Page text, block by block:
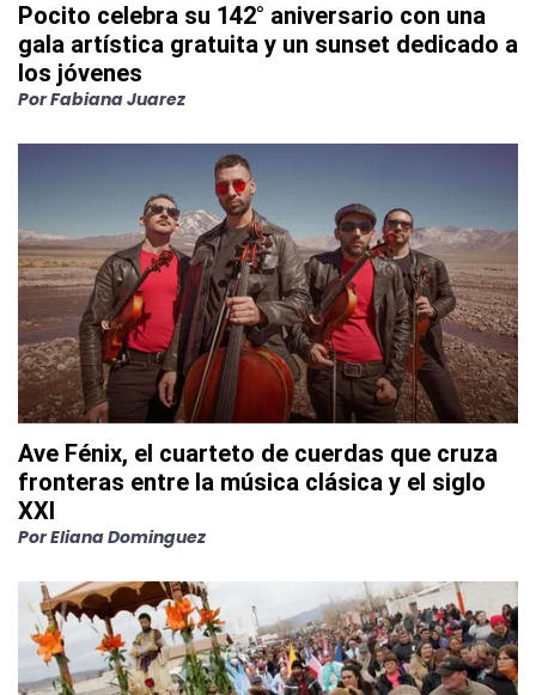
Pocito celebra su 142° aniversario con una
gala artística gratuita y un sunset dedicado a
los jóvenes
PorFabiana Juarez
Ave Fénix, el cuarteto de cuerdas que cruza
fronteras entre la música clásica y el siglo
XXI
PorEliana Dominguez